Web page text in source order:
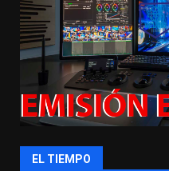
EL TIEMPO